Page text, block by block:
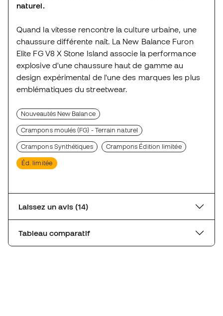
naturel.
Quand la vitesse rencontre la culture urbaine, une
chaussure différente naît. La New Balance Furon
Elite FG V8 X Stone Island associe la performance
explosive d'une chaussure haut de gamme au
design expérimental de l'une des marques les plus
emblématiques du streetwear.
Nouveautés New Balance
Crampons moulés (FG) - Terrain naturel
Crampons Synthétiques Crampons Édition limitée
Éd. limitée
Laissez un avis (14)
Tableau comparatif